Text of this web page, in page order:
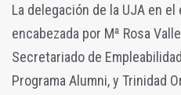
La delegación de la UJA en
encabezada por Mª Rosa
Secretariado de
Programa Alumni, y Trinidad